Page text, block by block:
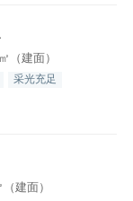
（建面）
采光充足
建面）